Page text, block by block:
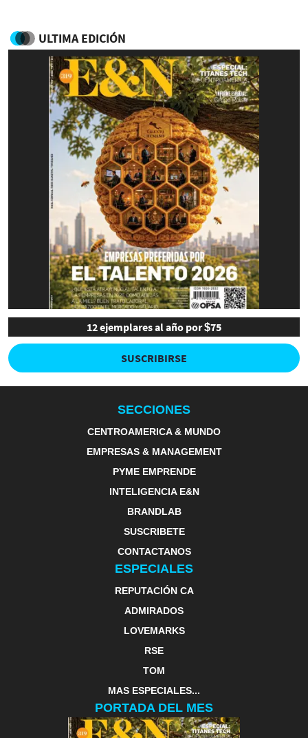
ULTIMA EDICIÓN
12 ejemplares al año por $75
SUSCRIBIRSE
SECCIONES
CENTROAMERICA & MUNDO
EMPRESAS & MANAGEMENT
PYME EMPRENDE
INTELIGENCIA E&N
BRANDLAB
SUSCRIBETE
CONTACTANOS
ESPECIALES
REPUTACIÓN CA
ADMIRADOS
LOVEMARKS
RSE
TOM
MAS ESPECIALES...
PORTADA DEL MES